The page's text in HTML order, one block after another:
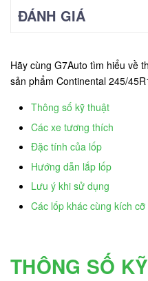
ĐÁNH GIÁ
Hãy cùng G7Auto tìm hiểu về
sản phẩm Continental 245/
Thông số kỹ thuật
Các xe tương thích
Đặc tính của lốp
Hướng dẫn lắp lốp
Lưu ý khi sử dụng
Các lốp khác cùng kích cỡ
THÔNG SỐ